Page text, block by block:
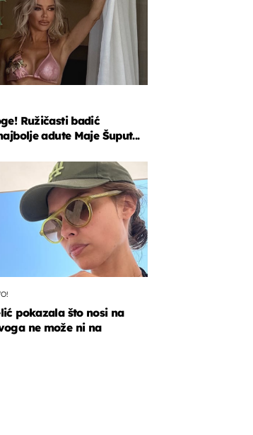
Ružičasti badić
adute Maje Šuput...
pokazala što nosi na
ne može ni na